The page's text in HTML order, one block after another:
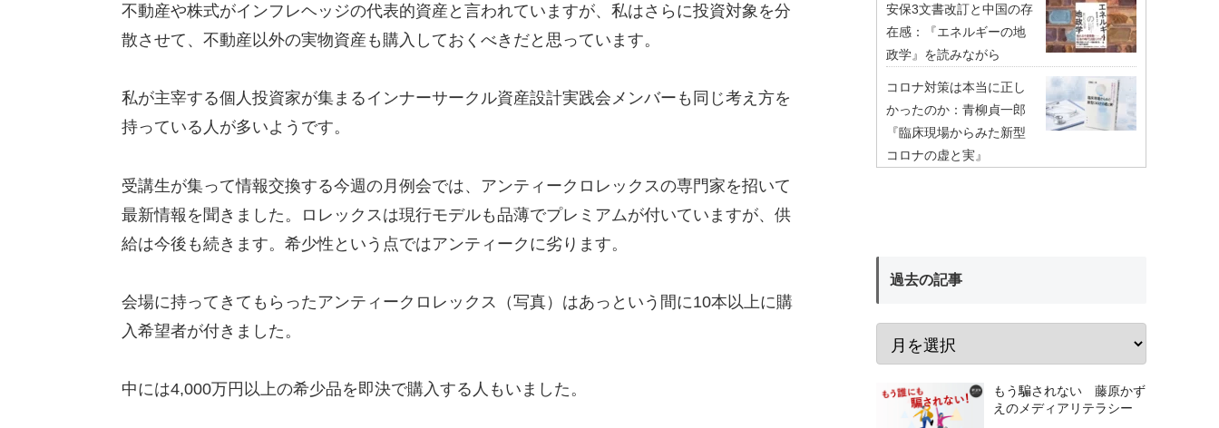
不動産や株式がインフレヘッジの代表的資産と言われていますが、私はさらに投資対象を分
散させて、不動産以外の実物資産も購入しておくべきだと思っています。
私が主宰する個人投資家が集まるインナーサークル資産設計実践会メンバーも同じ考え方を
持っている人が多いようです。
受講生が集って情報交換する今週の月例会では、アンティークロレックスの専門家を招いて
最新情報を聞きました。ロレックスは現行モデルも品薄でプレミアムが付いていますが、供
給は今後も続きます。希少性という点ではアンティークに劣ります。
会場に持ってきてもらったアンティークロレックス（写真）はあっという間に10本以上に購
入希望者が付きました。
中には4,000万円以上の希少品を即決で購入する人もいました。
安保3文書改訂と中国の存
在感：『エネルギーの地
政学』を読みながら
コロナ対策は本当に正し
かったのか：青柳貞一郎
『臨床現場からみた新型
コロナの虚と実』
過去の記事
もう騙されない 藤原かず
えのメディアリテラシー